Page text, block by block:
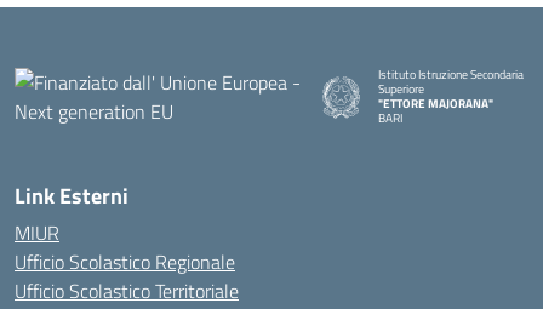
Istituto Istruzione Secondaria
Superiore
"ETTORE MAJORANA"
BARI
Link Esterni
MIUR
Ufficio Scolastico Regionale
Ufficio Scolastico Territoriale